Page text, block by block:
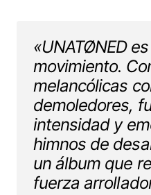
«UNATØNED
movimiento.
melancólicas
demoledores,
intensidad y
himnos de
un álbum que
fuerza